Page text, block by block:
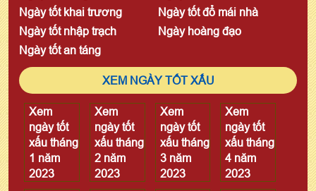
Ngày tốt khai trương
Ngày tốt đổ mái nhà
Ngày tốt nhập trạch
Ngày hoàng đạo
Ngày tốt an táng
XEM NGÀY TỐT XẤU
Xem
ngày tốt
xấu tháng
1 năm
2023
Xem
ngày tốt
xấu tháng
2 năm
2023
Xem
ngày tốt
xấu tháng
3 năm
2023
Xem
ngày tốt
xấu tháng
4 năm
2023